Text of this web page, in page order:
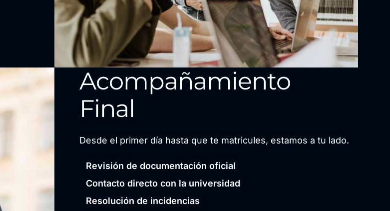
Acompañamiento
Final
Desde el primer día hasta que te matricules, estamos a tu lado.
Revisión de documentación oficial
Contacto directo con la universidad
Resolución de incidencias